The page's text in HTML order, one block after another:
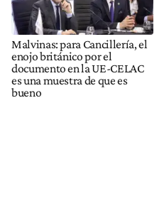
Malvinas: para Cancillería, el
enojo británico por el
documento en la UE-CELAC
es una muestra de que es
bueno